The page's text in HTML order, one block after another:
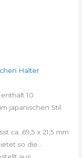
Halter
10
japanischen Stil
ca. 69,5 x 21,5 mm
so die...
aus